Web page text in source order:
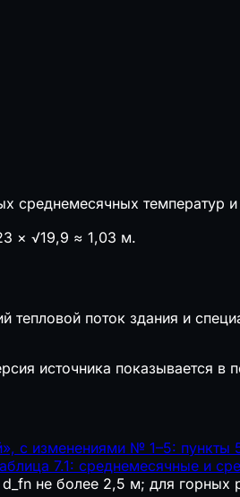
шт.
среднемесячных
× √19,9 ≈ 1,03 м.
тепловой поток здания и
источника показывается в
с изменениями № 1–5: пункты
7.1: среднемесячные и
не более 2,5 м; для горных